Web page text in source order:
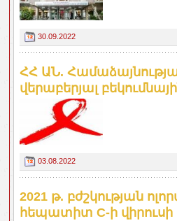
30.09.2022
ՀՀ ԱՆ.
վերաբերյալ
03.08.2022
2021 թ. բժշկության
հեպատիտ C-ի